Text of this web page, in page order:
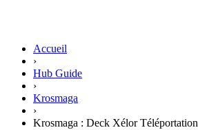
Accueil
›
Hub Guide
›
Krosmaga
›
Krosmaga : Deck Xélor Téléportation